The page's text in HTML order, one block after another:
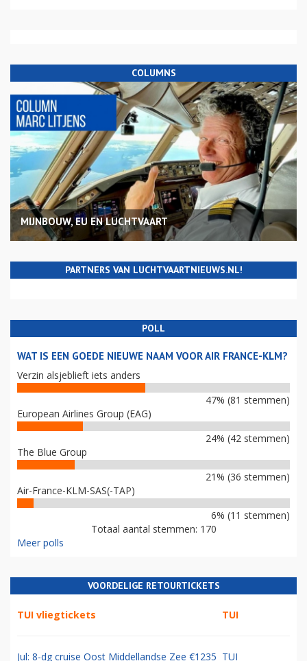
COLUMNS
MIJNBOUW, EU EN LUCHTVAART
PARTNERS VAN LUCHTVAARTNIEUWS.NL!
POLL
WAT IS EEN GOEDE NIEUWE NAAM VOOR AIR FRANCE-KLM?
Verzin alsjeblieft iets anders
47% (81 stemmen)
European Airlines Group (EAG)
24% (42 stemmen)
The Blue Group
21% (36 stemmen)
Air-France-KLM-SAS(-TAP)
6% (11 stemmen)
Totaal aantal stemmen: 170
Meer polls
VOORDELIGE RETOURTICKETS
TUI vliegtickets TUI
Jul: 8-dg cruise Oost Middellandse Zee €1235 TUI